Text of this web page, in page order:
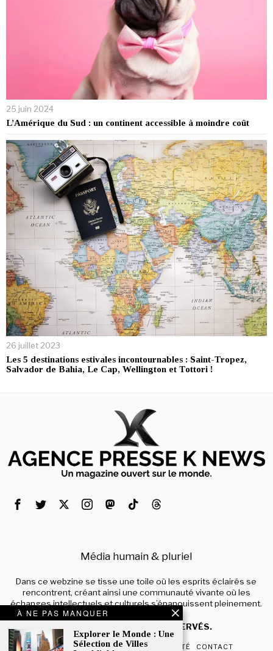
25 juin 2024
L’Amérique du Sud : un continent accessible à moindre coût
26 juillet 2023
Les 5 destinations estivales incontournables : Saint-Tropez,
Salvador de Bahia, Le Cap, Wellington et Tottori !
Média humain & pluriel
Dans ce webzine se tisse une toile où les esprits éclairés se
rencontrent, créant ainsi une communauté vivante où les
échanges intellectuels et culturels s’épanouissent pleinement.
© 2024 – TOUS DROITS RÉSERVÉS.
QUI SOMMES-NOUS CONFIDENTIALITÉ CONTACT
À NE PAS MANQUER
Explorer le Monde : Une
Sélection de Villes